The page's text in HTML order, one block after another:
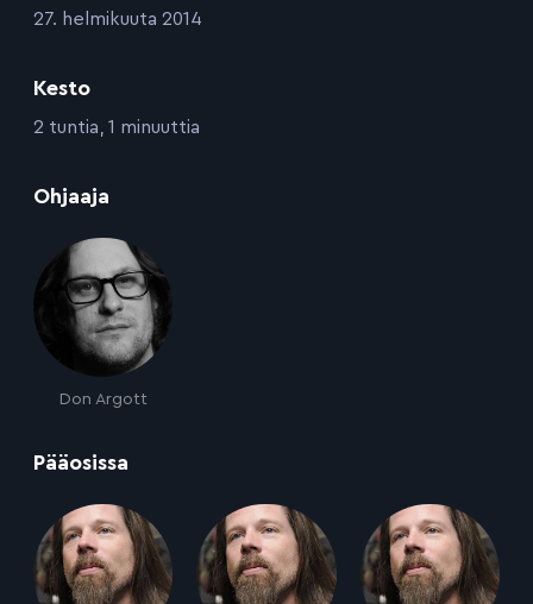
:27. helmikuuta 2014
Kesto
:2 tuntia, 1 minuuttia
Ohjaaja
Don Argott
Pääosissa